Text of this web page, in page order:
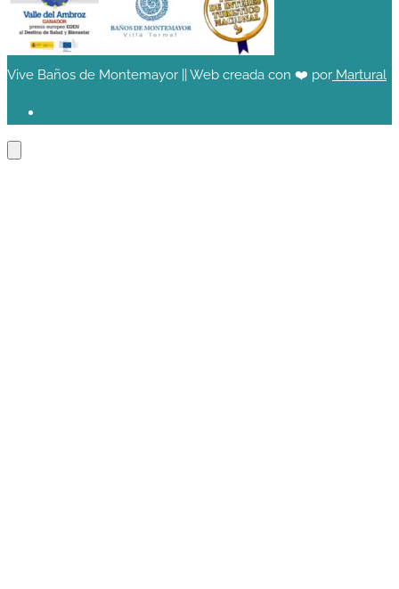
Vive Baños de Montemayor || Web creada con ❤️ por Martural